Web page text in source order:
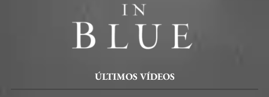
ÚLTIMOS VÍDEOS